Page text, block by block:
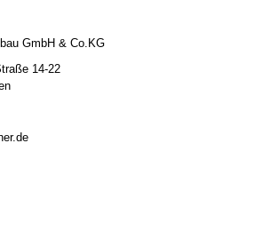
GmbH & Co.KG
14-22